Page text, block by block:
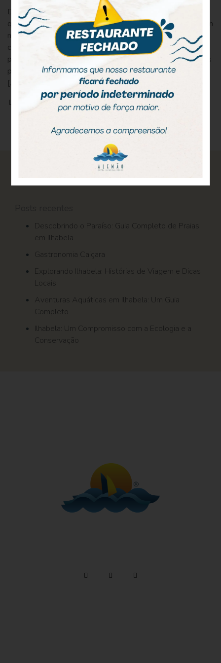
Do passado de Ilhabela restaram construções singulares,
que retratam o modo de vida do período colonial. Elas foram
mantidas preservadas e mostram como o município evoluiu
com o passar do tempo. Além desses espaços, o visitante
pode admirar não só os belíssimos condomínios construídos
próximos à orla marítima, mas também ver o charme do seu
[…]
LEIA MAIS
Descobrindo o Paraíso: Guia Completo de Praias
em Ilhabela
Gastronomia Caiçara
Explorando Ilhabela: Histórias de Viagem e Dicas
Locais
Aventuras Aquáticas em Ilhabela: Um Guia
Completo
Ilhabela: Um Compromisso com a Ecologia e a
Conservação